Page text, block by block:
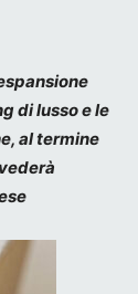
di lusso e le
al termine